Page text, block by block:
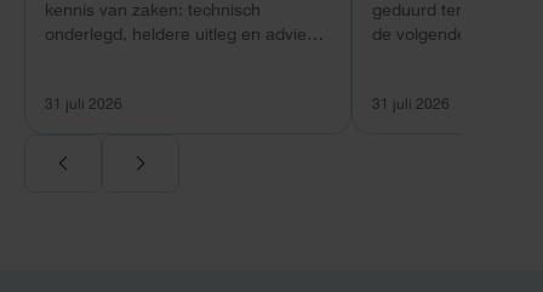
kennis van zaken: technisch
onderlegd, heldere uitleg en advies
Ook de nazorg is uitgebreid.
Voor ondernemers extra interessant:
31 juli 2026
geduurd terwijl bij
de volgende dag al
31 juli 2026